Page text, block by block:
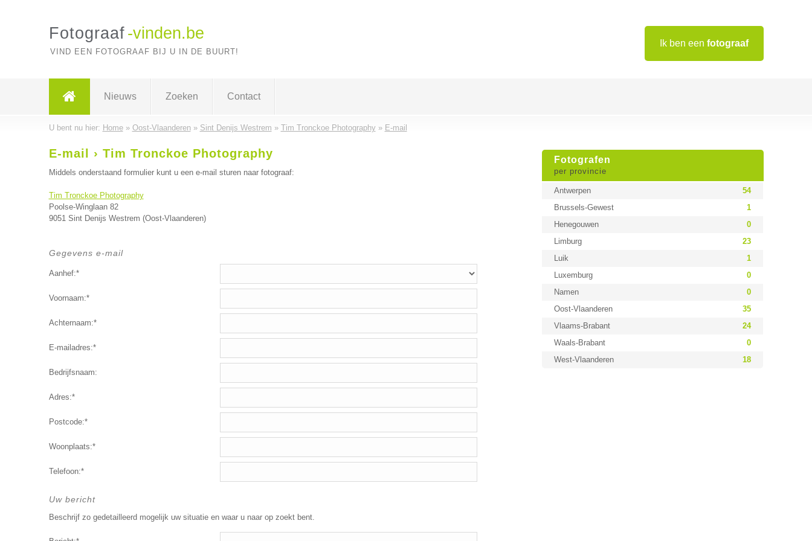
Ik ben een fotograaf
Fotograaf -vinden.be
VIND EEN FOTOGRAAF BIJ U IN DE BUURT!
Nieuws Zoeken Contact
U bent nu hier: Home» Oost-Vlaanderen» Sint Denijs Westrem » Tim Tronckoe Photography » E-mail
Fotografen
per provincie
Antwerpen
54
Brussels-Gewest
1
Henegouwen
0
Limburg
23
Luik
1
Luxemburg
0
Namen
0
Oost-Vlaanderen
35
Vlaams-Brabant
24
Waals-Brabant
0
West-Vlaanderen
18
E-mail › Tim Tronckoe Photography
Middels onderstaand formulier kunt u een e-mail sturen naar fotograaf:
Tim Tronckoe Photography
Poolse-Winglaan 82
9051 Sint Denijs Westrem (Oost-Vlaanderen)
Gegevens e-mail
Aanhef:*
Voornaam:*
Achternaam:*
E-mailadres:*
Bedrijfsnaam:
Adres:*
Postcode:*
Woonplaats:*
Telefoon:*
Uw bericht
Beschrijf zo gedetailleerd mogelijk uw situatie en waar u naar op zoekt bent.